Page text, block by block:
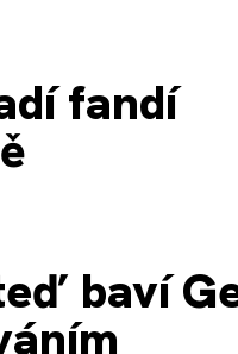
fandí
baví